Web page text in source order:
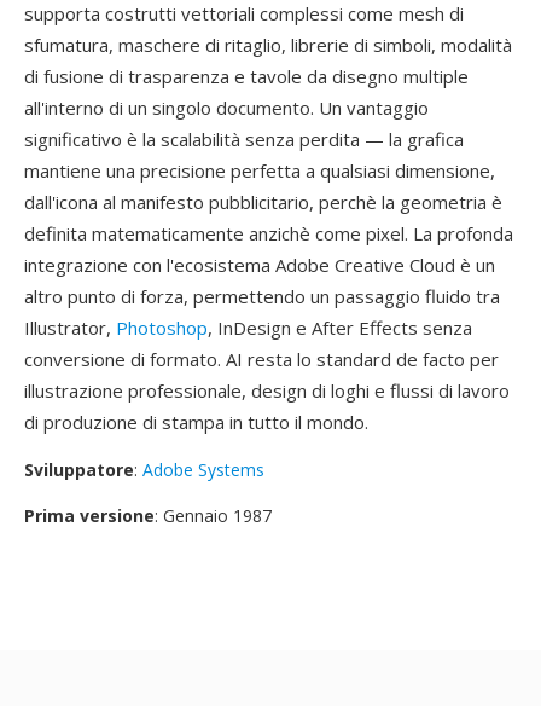
supporta costrutti vettoriali complessi come mesh di
sfumatura, maschere di ritaglio, librerie di simboli, modalità
di fusione di trasparenza e tavole da disegno multiple
all'interno di un singolo documento. Un vantaggio
significativo è la scalabilità senza perdita — la grafica
mantiene una precisione perfetta a qualsiasi dimensione,
dall'icona al manifesto pubblicitario, perchè la geometria è
definita matematicamente anzichè come pixel. La profonda
integrazione con l'ecosistema Adobe Creative Cloud è un
altro punto di forza, permettendo un passaggio fluido tra
Illustrator, Photoshop, InDesign e After Effects senza
conversione di formato. AI resta lo standard de facto per
illustrazione professionale, design di loghi e flussi di lavoro
di produzione di stampa in tutto il mondo.
Sviluppatore: Adobe Systems
Prima versione: Gennaio 1987